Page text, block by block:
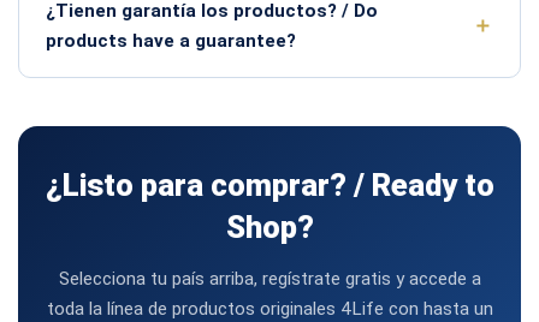
¿Tienen garantía los productos? / Do
products have a guarantee?
¿Listo para comprar? / Ready to
Shop?
Selecciona tu país arriba, regístrate gratis y accede a
toda la línea de productos originales 4Life con hasta un